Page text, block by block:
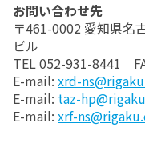
お問い合わせ先
〒461-0002 愛知県
ビル
TEL 052-931-8441
E-mail: xrd-
E-mail: taz-
E-mail: xrf-